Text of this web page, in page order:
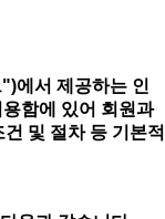
에서 제공하는 인
함에 있어 회원과
및 절차 등 기본적